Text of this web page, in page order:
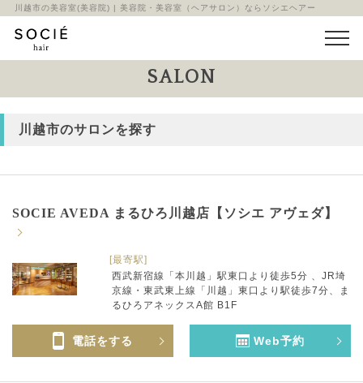
川越市の美容室(美容院) | 美容院・美容室（ヘアサロン）ならソシエヘアー
SALON
川越市のサロンを探す
SOCIE AVEDA まるひろ川越店【ソシエ アヴェダ】
[最寄駅]
西武新宿線「本川越」駅東口より徒歩5分 、JR埼
京線・東武東上線「川越」東口より駅徒歩7分、ま
るひろアネックスA館 B1F
電話をする Web予約